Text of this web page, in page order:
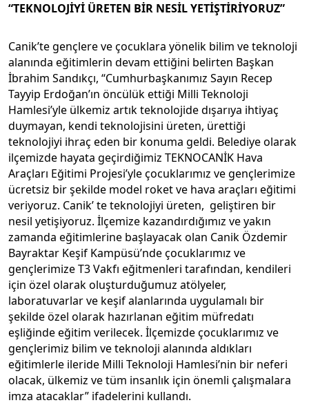
“TEKNOLOJİYİ ÜRETEN BİR NESİL YETİŞTİRİYORUZ”
Canik’te gençlere ve çocuklara yönelik bilim ve teknoloji
alanında eğitimlerin devam ettiğini belirten Başkan
İbrahim Sandıkçı, “Cumhurbaşkanımız Sayın Recep
Tayyip Erdoğan’ın öncülük ettiği Milli Teknoloji
Hamlesi’yle ülkemiz artık teknolojide dışarıya ihtiyaç
duymayan, kendi teknolojisini üreten, ürettiği
teknolojiyi ihraç eden bir konuma geldi. Belediye olarak
ilçemizde hayata geçirdiğimiz TEKNOCANİK Hava
Araçları Eğitimi Projesi’yle çocuklarımız ve gençlerimize
ücretsiz bir şekilde model roket ve hava araçları eğitimi
veriyoruz. Canik’ te teknolojiyi üreten, geliştiren bir
nesil yetişiyoruz. İlçemize kazandırdığımız ve yakın
zamanda eğitimlerine başlayacak olan Canik Özdemir
Bayraktar Keşif Kampüsü’nde çocuklarımız ve
gençlerimize T3 Vakfı eğitmenleri tarafından, kendileri
için özel olarak oluşturduğumuz atölyeler,
laboratuvarlar ve keşif alanlarında uygulamalı bir
şekilde özel olarak hazırlanan eğitim müfredatı
eşliğinde eğitim verilecek. İlçemizde çocuklarımız ve
gençlerimiz bilim ve teknoloji alanında aldıkları
eğitimlerle ileride Milli Teknoloji Hamlesi’nin bir neferi
olacak, ülkemiz ve tüm insanlık için önemli çalışmalara
imza atacaklar” ifadelerini kullandı.